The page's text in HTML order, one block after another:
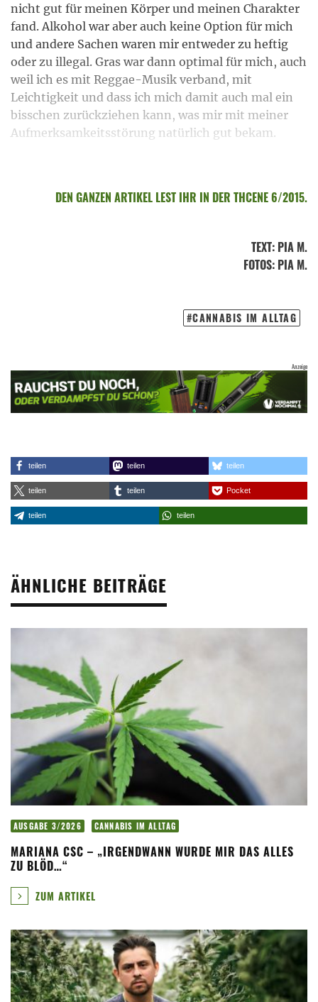
nicht gut für meinen Körper und meinen Charakter
fand. Alkohol war aber auch keine Option für mich
und andere Sachen waren mir entweder zu heftig
oder zu illegal. Gras war dann optimal für mich, auch
weil ich es mit Reggae-Musik verband, mit
Leichtigkeit und dass ich mich damit auch mal ein
bisschen zurückziehen kann, was mir mit meiner
Aufmerksamkeitsstörung natürlich gut bekam.
DEN GANZEN ARTIKEL LEST IHR IN DER THCENE 6/2015.
TEXT: PIA M.
FOTOS: PIA M.
CANNABIS IM ALLTAG
teilen teilen teilen
teilen teilen Pocket
teilen teilen
ÄHNLICHE BEITRÄGE
AUSGABE 3/2026 CANNABIS IM ALLTAG
MARIANA CSC – „IRGENDWANN WURDE MIR DAS ALLES
ZU BLÖD…“
ZUM ARTIKEL